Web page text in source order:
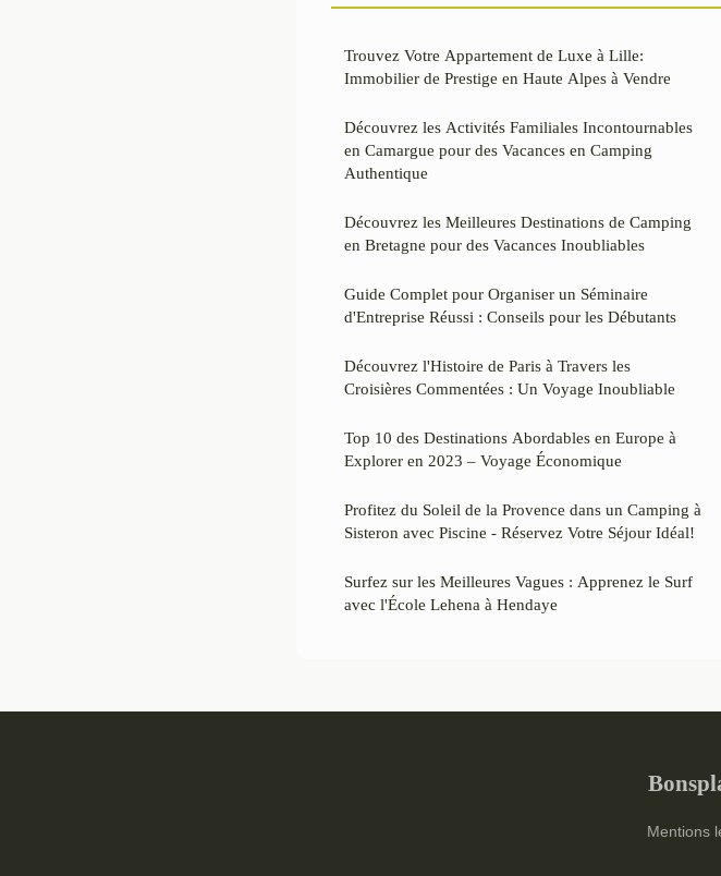
Trouvez Votre Appartement de Luxe à Lille:
Immobilier de Prestige en Haute Alpes à Vendre
Découvrez les Activités Familiales Incontournables
en Camargue pour des Vacances en Camping
Authentique
Découvrez les Meilleures Destinations de Camping
en Bretagne pour des Vacances Inoubliables
Guide Complet pour Organiser un Séminaire
d'Entreprise Réussi : Conseils pour les Débutants
Découvrez l'Histoire de Paris à Travers les
Croisières Commentées : Un Voyage Inoubliable
Top 10 des Destinations Abordables en Europe à
Explorer en 2023 – Voyage Économique
Profitez du Soleil de la Provence dans un Camping à
Sisteron avec Piscine - Réservez Votre Séjour Idéal!
Surfez sur les Meilleures Vagues : Apprenez le Surf
avec l'École Lehena à Hendaye
Mentions